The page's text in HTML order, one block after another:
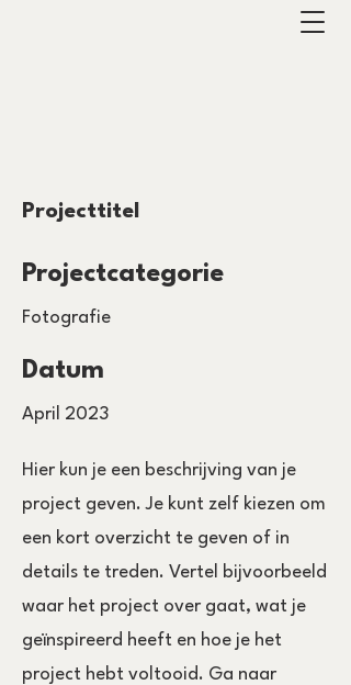
Projecttitel
Projectcategorie
Fotografie
Datum
April 2023
Hier kun je een beschrijving van je
project geven. Je kunt zelf kiezen om
een kort overzicht te geven of in
details te treden. Vertel bijvoorbeeld
waar het project over gaat, wat je
geïnspireerd heeft en hoe je het
project hebt voltooid. Ga naar